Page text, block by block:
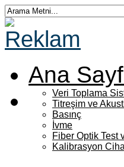
Ana
Veri Toplama
Titreşim ve
Basınç
İvme
Fiber Optik Test
Kalibrasyon